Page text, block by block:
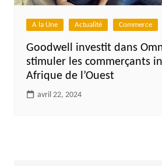
A la Une Actualité Commerce
Goodwell investit dans
stimuler les commerçants
Afrique de l’Ouest
avril 22, 2024